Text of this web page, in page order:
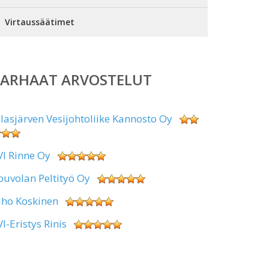
Virtaussäätimet
ARVOSTELUT
Vesijohtoliike Kannosto Oy
Rinne Oy
Peltityö Oy
Koskinen
Eristys Rinis